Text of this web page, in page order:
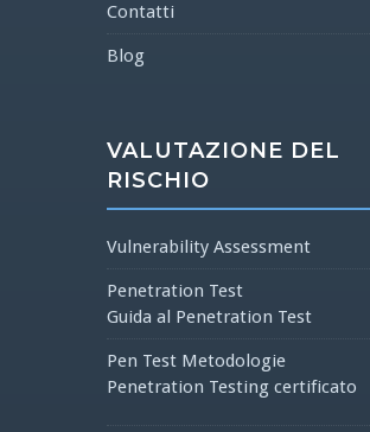
Contatti
Blog
VALUTAZIONE DEL
RISCHIO
Vulnerability Assessment
Penetration Test
Guida al Penetration Test
Pen Test Metodologie
Penetration Testing certificato